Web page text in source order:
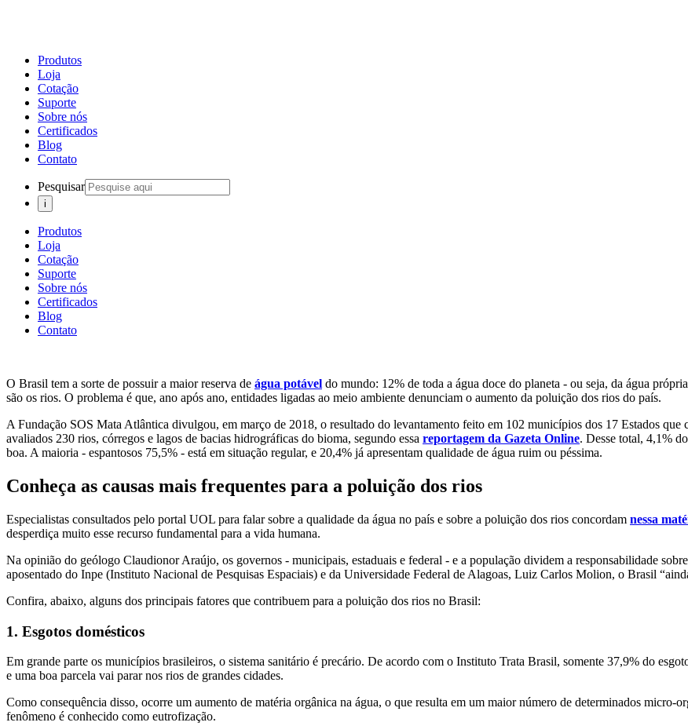
Produtos
Loja
Cotação
Suporte
Sobre nós
Certificados
Blog
Contato
Pesquisar
Produtos
Loja
Cotação
Suporte
Sobre nós
Certificados
Blog
Contato
O Brasil tem a sorte de possuir a maior reserva de água potável do mundo: 12% de toda a água doce do planeta - ou seja, da água
são os rios. O problema é que, ano após ano, entidades ligadas ao meio ambiente denunciam o aumento da poluição dos rios do país.
A Fundação SOS Mata Atlântica divulgou, em março de 2018, o resultado do levantamento feito em 102 municípios dos 17 Estados
avaliados 230 rios, córregos e lagos de bacias hidrográficas do bioma, segundo essa reportagem da Gazeta Online. Desse total, 4,1%
boa. A maioria - espantosos 75,5% - está em situação regular, e 20,4% já apresentam qualidade de água ruim ou péssima.
Conheça as causas mais frequentes para a poluição dos rios
Especialistas consultados pelo portal UOL para falar sobre a qualidade da água no país e sobre a poluição dos rios concordam nessa
desperdiça muito esse recurso fundamental para a vida humana.
Na opinião do geólogo Claudionor Araújo, os governos - municipais, estaduais e federal - e a população dividem a responsabilidade
aposentado do Inpe (Instituto Nacional de Pesquisas Espaciais) e da Universidade Federal de Alagoas, Luiz Carlos Molion, o Brasil
Confira, abaixo, alguns dos principais fatores que contribuem para a poluição dos rios no Brasil:
1. Esgotos domésticos
Em grande parte os municípios brasileiros, o sistema sanitário é precário. De acordo com o Instituto Trata Brasil, somente 37,9% do
e uma boa parcela vai parar nos rios de grandes cidades.
Como consequência disso, ocorre um aumento de matéria orgânica na água, o que resulta em um maior número de determinados micro-
fenômeno é conhecido como eutrofização.